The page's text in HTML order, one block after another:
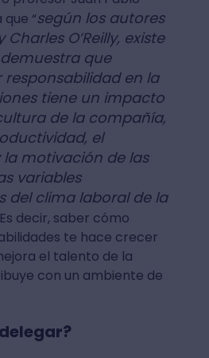
“según los autores
O’Reilly, existe
que
en la
tiene un impacto
de la compañía,
el
motivación de las
variables
del clima laboral de la
Es decir, saber cómo
te hace crecer
el talento de la
con un ambiente de